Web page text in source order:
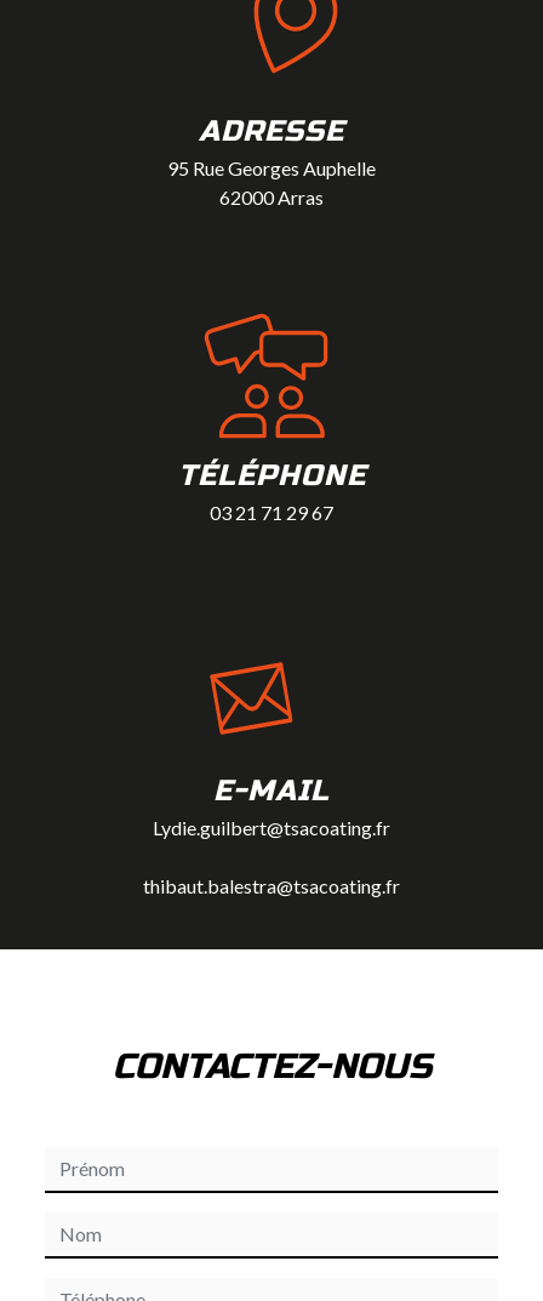
ADRESSE
95 Rue Georges Auphelle
62000 Arras
TÉLÉPHONE
03 21 71 29 67
E-MAIL
Lydie.guilbert@tsacoating.fr
thibaut.balestra@tsacoating.fr
CONTACTEZ-NOUS